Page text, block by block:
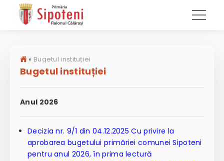
» Bugetul instituției
Bugetul instituției
Anul 2026
Decizia nr. 9/1 din 04.12.2025 Cu privire la
aprobarea bugetului primăriei comunei Sipoteni
pentru anul 2026, în prima lectură